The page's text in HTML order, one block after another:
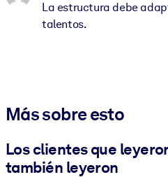
La estructura debe
talentos.
Más sobre esto
Los clientes que
también leyeron